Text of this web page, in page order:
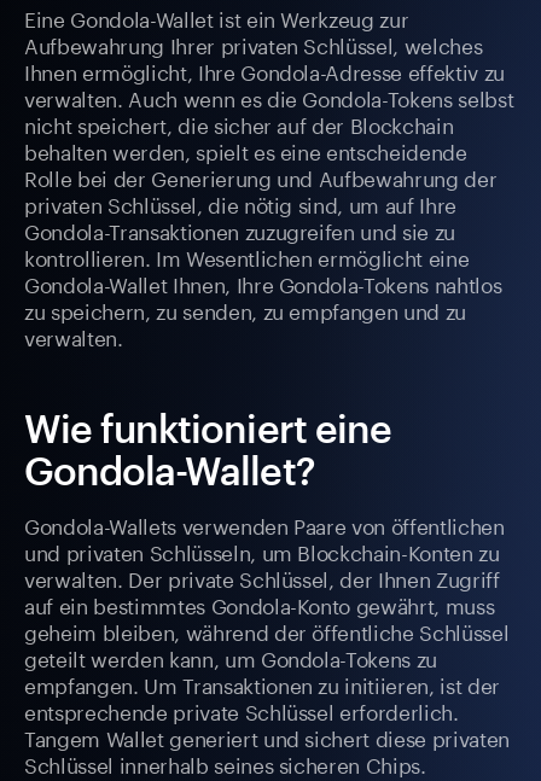
Eine Gondola-Wallet ist ein Werkzeug zur
Aufbewahrung Ihrer privaten Schlüssel, welches
Ihnen ermöglicht, Ihre Gondola-Adresse effektiv zu
verwalten. Auch wenn es die Gondola-Tokens selbst
nicht speichert, die sicher auf der Blockchain
behalten werden, spielt es eine entscheidende
Rolle bei der Generierung und Aufbewahrung der
privaten Schlüssel, die nötig sind, um auf Ihre
Gondola-Transaktionen zuzugreifen und sie zu
kontrollieren. Im Wesentlichen ermöglicht eine
Gondola-Wallet Ihnen, Ihre Gondola-Tokens nahtlos
zu speichern, zu senden, zu empfangen und zu
verwalten.
Wie funktioniert eine
Gondola-Wallet?
Gondola-Wallets verwenden Paare von öffentlichen
und privaten Schlüsseln, um Blockchain-Konten zu
verwalten. Der private Schlüssel, der Ihnen Zugriff
auf ein bestimmtes Gondola-Konto gewährt, muss
geheim bleiben, während der öffentliche Schlüssel
geteilt werden kann, um Gondola-Tokens zu
empfangen. Um Transaktionen zu initiieren, ist der
entsprechende private Schlüssel erforderlich.
Tangem Wallet generiert und sichert diese privaten
Schlüssel innerhalb seines sicheren Chips.